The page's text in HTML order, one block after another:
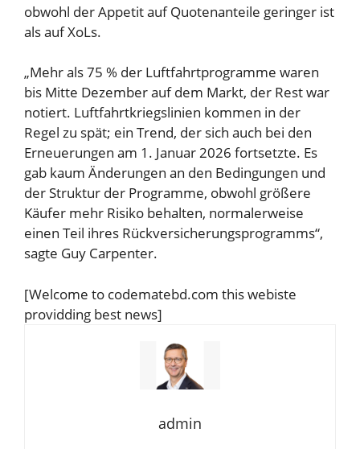
obwohl der Appetit auf Quotenanteile geringer ist
als auf XoLs.
„Mehr als 75 % der Luftfahrtprogramme waren
bis Mitte Dezember auf dem Markt, der Rest war
notiert. Luftfahrtkriegslinien kommen in der
Regel zu spät; ein Trend, der sich auch bei den
Erneuerungen am 1. Januar 2026 fortsetzte. Es
gab kaum Änderungen an den Bedingungen und
der Struktur der Programme, obwohl größere
Käufer mehr Risiko behalten, normalerweise
einen Teil ihres Rückversicherungsprogramms“,
sagte Guy Carpenter.
[Welcome to codematebd.com this webiste
providding best news]
admin